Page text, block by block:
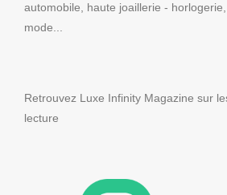
automobile, haute joaillerie -
mode...
Retrouvez Luxe Infinity Magazine sur
lecture